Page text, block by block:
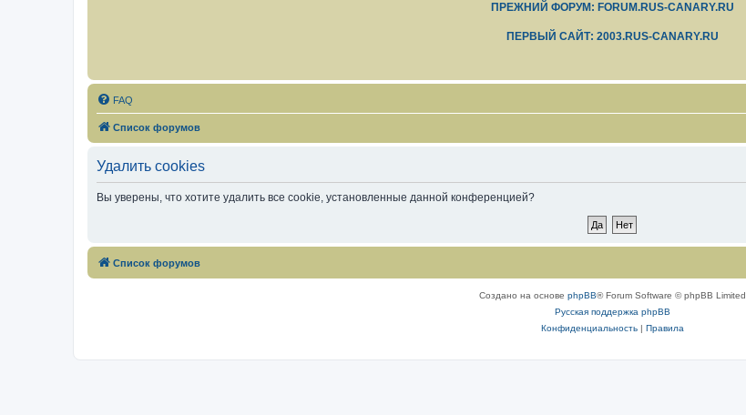
ПРЕЖНИЙ ФОРУМ: FORUM.RUS-CANARY.RU
ПЕРВЫЙ САЙТ: 2003.RUS-CANARY.RU
FAQ
Список форумов
Удалить cookies
Вы уверены, что хотите удалить все cookie, установленные данной конференцией?
Список форумов
Создано на основе phpBB® Forum Software © phpBB Limited
Русская поддержка phpBB
Конфиденциальность| Правила